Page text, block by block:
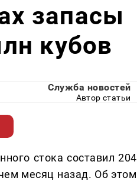
запасы
кубов
Служба новостей
Автор статьи
стока составил 204
месяц назад. Об этом